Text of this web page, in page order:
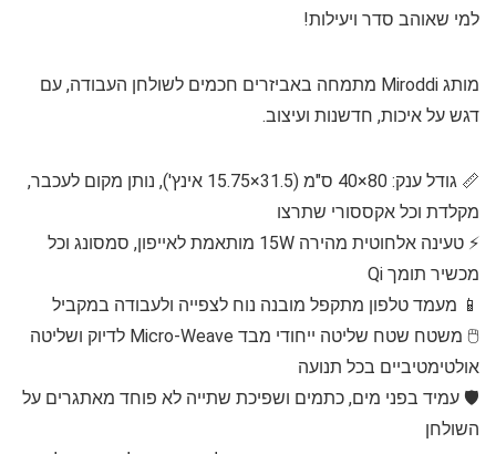
למי שאוהב סדר ויעילות!
מותג Miroddi מתמחה באביזרים חכמים לשולחן העבודה, עם
דגש על איכות, חדשנות ועיצוב.
📏 גודל ענק: 80×40 ס"מ (31.5×15.75 אינץ'), נותן מקום לעכבר,
מקלדת וכל אקססורי שתרצו
⚡️ טעינה אלחוטית מהירה 15W מותאמת לאייפון, סמסונג וכל
מכשיר תומך Qi
📱 מעמד טלפון מתקפל מובנה נוח לצפייה ולעבודה במקביל
🖱️ משטח שטח שליטה ייחודי מבד Micro-Weave לדיוק ושליטה
אולטימטיביים בכל תנועה
🛡️ עמיד בפני מים, כתמים ושפיכת שתייה לא פוחד מאתגרים על
השולחן